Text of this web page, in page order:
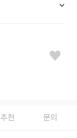
추천 문의